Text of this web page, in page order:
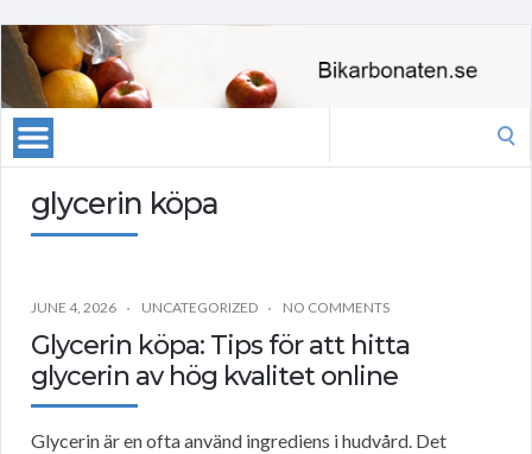
glycerin köpa
JUNE 4, 2026 UNCATEGORIZED NO COMMENTS
Glycerin köpa: Tips för att hitta
glycerin av hög kvalitet online
Glycerin är en ofta använd ingrediens i hudvård. Det